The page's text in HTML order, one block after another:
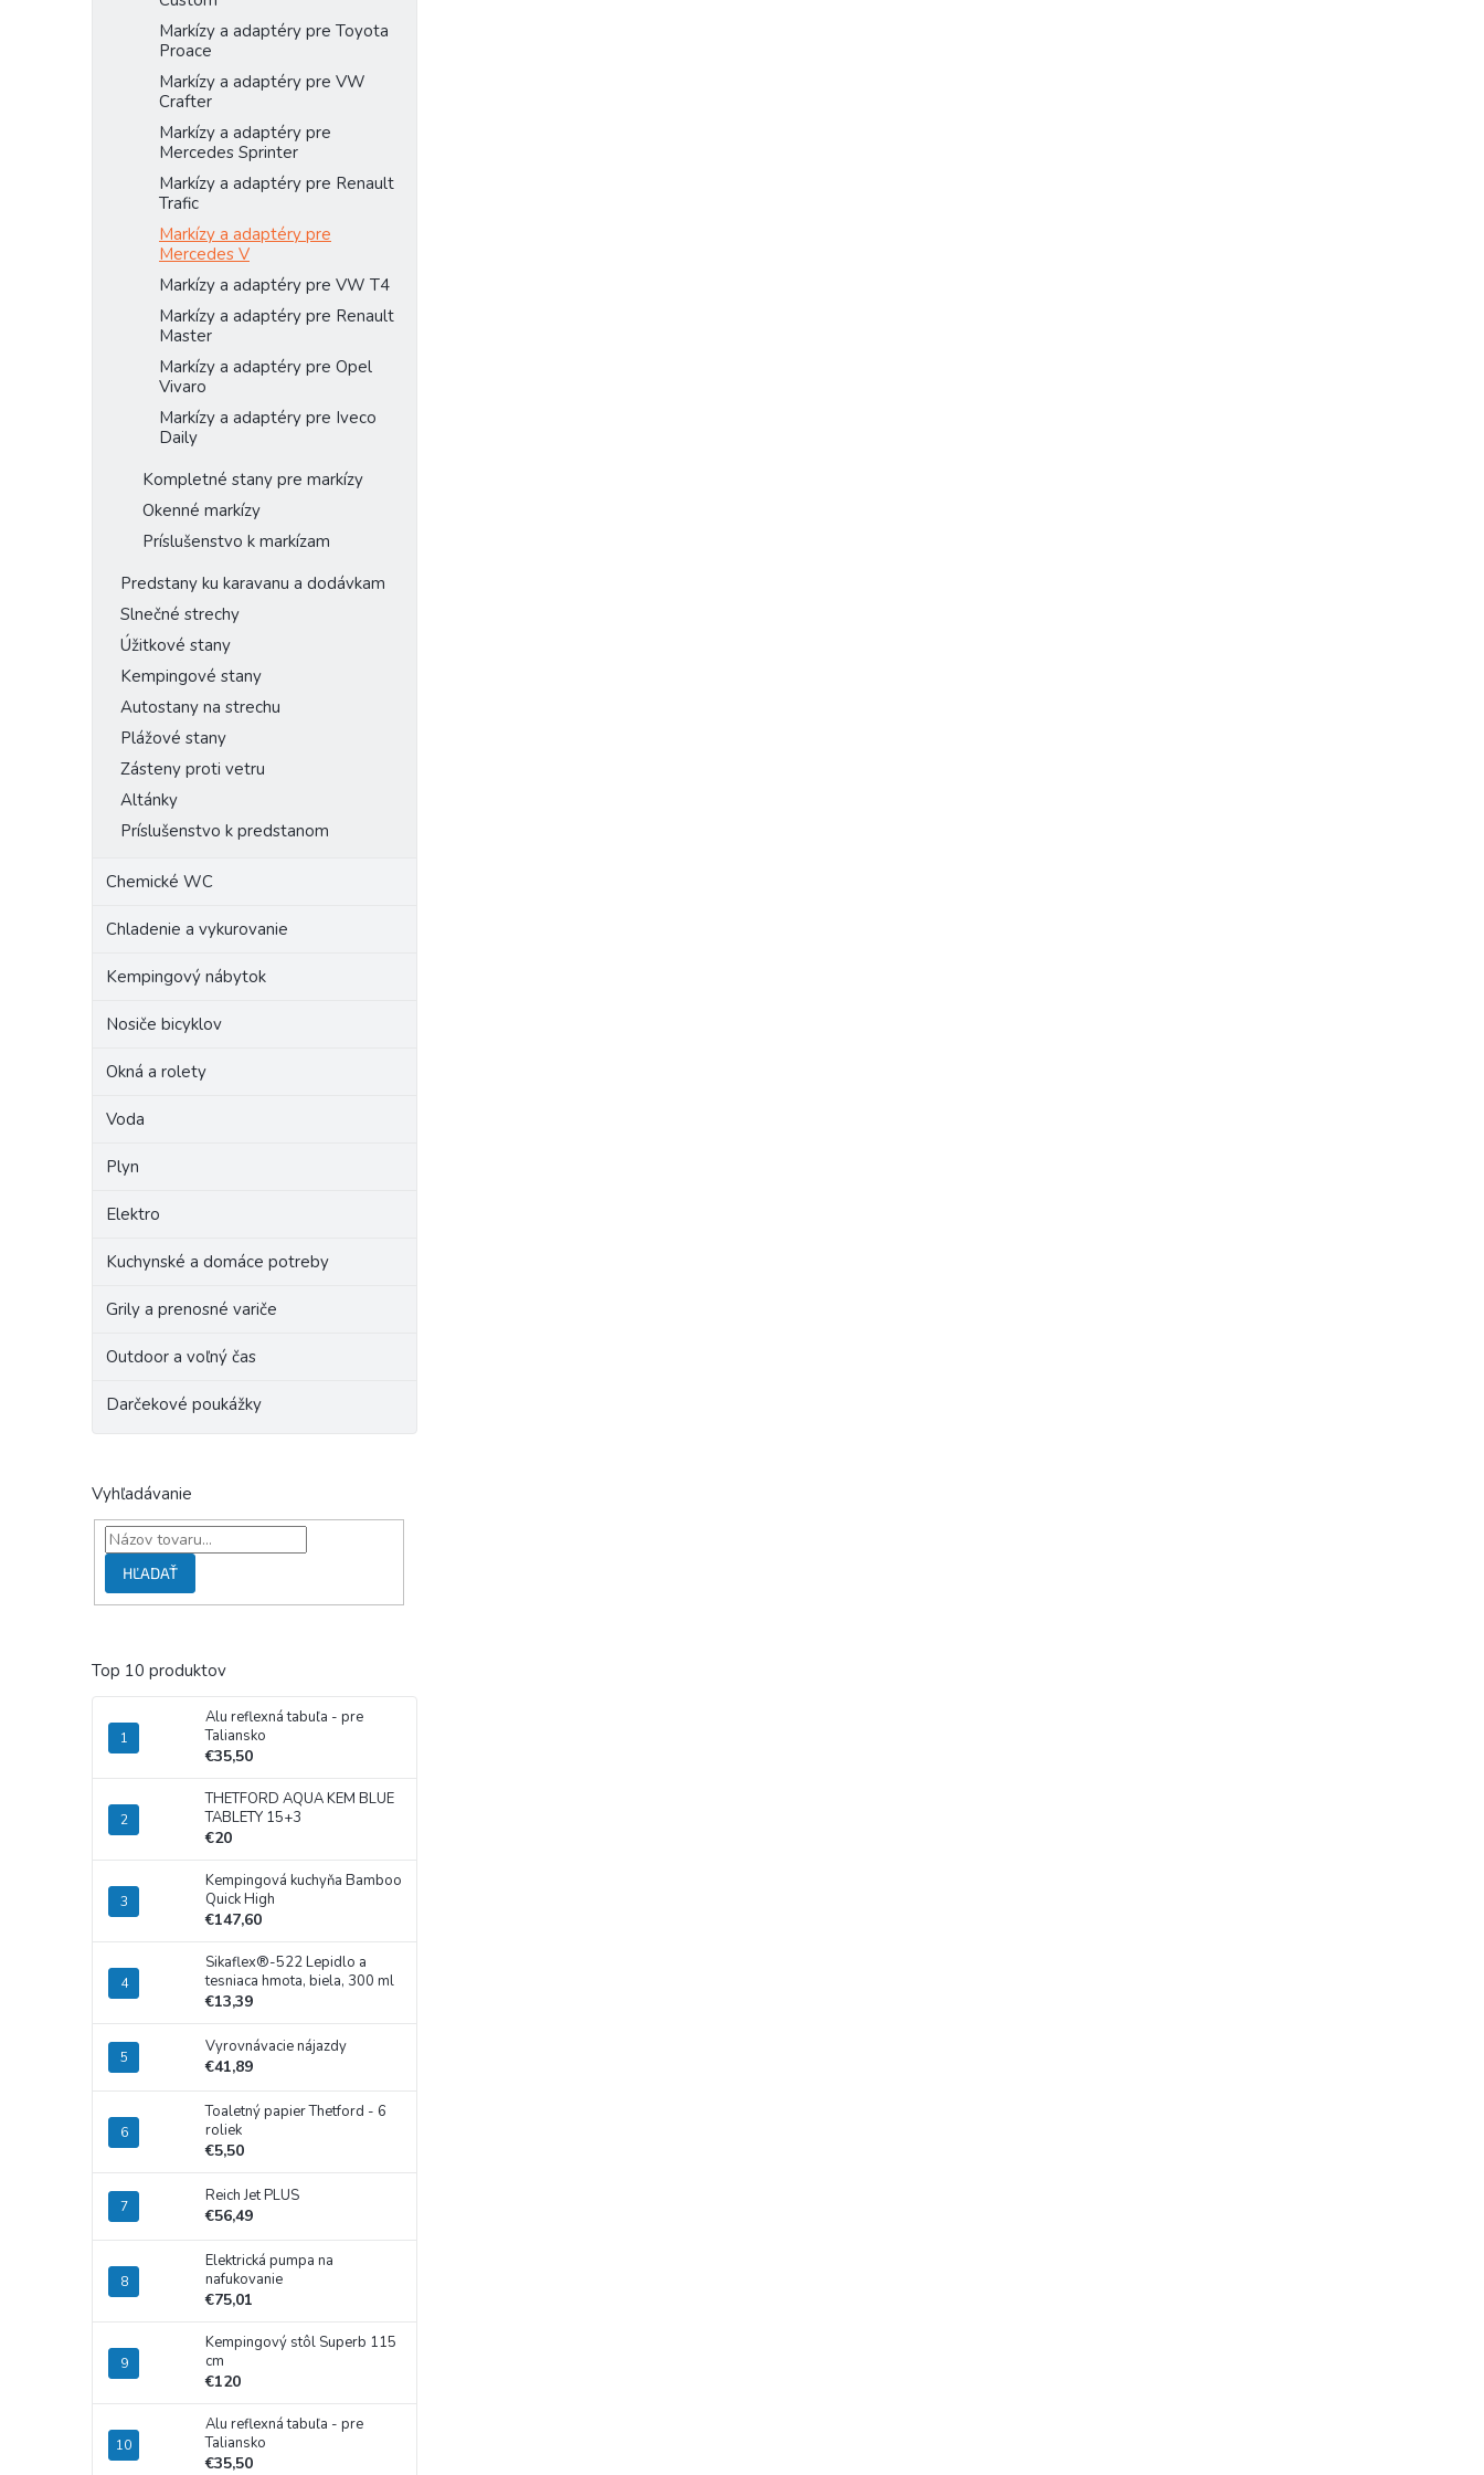
Markízy a adaptéry pre Toyota
Proace
Markízy a adaptéry pre VW
Crafter
Markízy a adaptéry pre
Mercedes Sprinter
Markízy a adaptéry pre Renault
Trafic
Markízy a adaptéry pre
Mercedes V
Markízy a adaptéry pre VW T4
Markízy a adaptéry pre Renault
Master
Markízy a adaptéry pre Opel
Vivaro
Markízy a adaptéry pre Iveco
Daily
Kompletné stany pre markízy
Okenné markízy
Príslušenstvo k markízam
Predstany ku karavanu a dodávkam
Slnečné strechy
Úžitkové stany
Kempingové stany
Autostany na strechu
Plážové stany
Zásteny proti vetru
Altánky
Príslušenstvo k predstanom
Chemické WC
Chladenie a vykurovanie
Kempingový nábytok
Nosiče bicyklov
Okná a rolety
Voda
Plyn
Elektro
Kuchynské a domáce potreby
Grily a prenosné variče
Outdoor a voľný čas
Darčekové poukážky
Vyhľadávanie
HĽADAŤ
Top 10 produktov
Alu reflexná tabuľa - pre
Taliansko
€35,50
THETFORD AQUA KEM BLUE
TABLETY 15+3
€20
Kempingová kuchyňa Bamboo
Quick High
€147,60
Sikaflex®-522 Lepidlo a
tesniaca hmota, biela, 300 ml
€13,39
Vyrovnávacie nájazdy
€41,89
Toaletný papier Thetford - 6
roliek
€5,50
Reich Jet PLUS
€56,49
Elektrická pumpa na
nafukovanie
€75,01
Kempingový stôl Superb 115
cm
€120
Alu reflexná tabuľa - pre
Taliansko
€35,50